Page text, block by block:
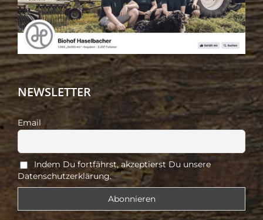
NEWSLETTER
Email
Indem Du fortfährst, akzeptierst Du unsere
Datenschutzerklärung.